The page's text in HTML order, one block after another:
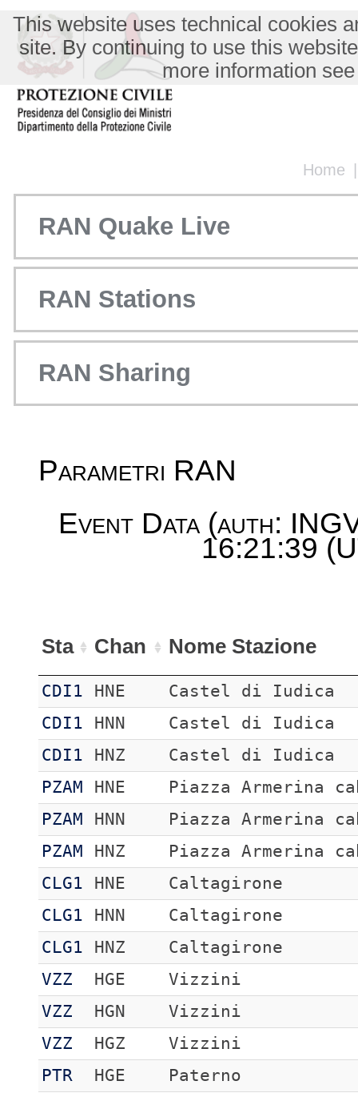
Home
This website uses technical cookies
site. By continuing to use this
more information
RAN Quake Live
RAN Stations
RAN Sharing
Parametri RAN
Event Data (auth:
16:21:39
Sta Chan Nome Stazione
CDI1 HNE
Castel di Iudica
CDI1
HNN
Castel di Iudica
CDI1
HNZ
Castel di Iudica
PZAM
HNE
Piazza Armerina
PZAM
HNN
Piazza Armerina
PZAM
HNZ
Piazza Armerina
CLG1
HNE
Caltagirone
CLG1
HNN
Caltagirone
CLG1
HNZ
Caltagirone
VZZ
HGE
Vizzini
VZZ
HGN
Vizzini
VZZ
HGZ
Vizzini
PTR
HGE
Paterno